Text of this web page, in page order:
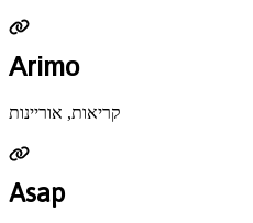
Arimo
קריאות, אוריינות
Asap